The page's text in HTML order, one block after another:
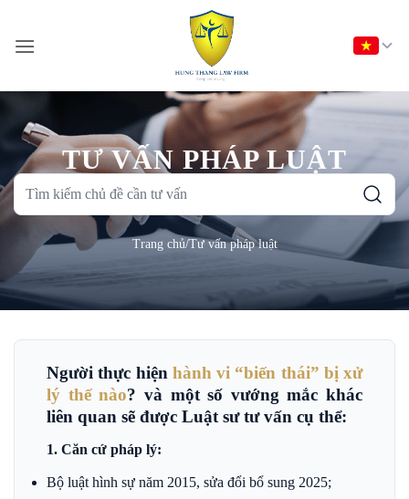
nội
TƯ VẤN PHÁP LUẬT
Tìm
chủ
đề
tư
Trang chủ/Tư vấn pháp luật
Người thực hiện hành vi “biến thái” bị xử
lý thế nào? và một số vướng mắc khác
liên quan sẽ được Luật sư tư vấn cụ thể:
1. Căn cứ pháp lý:
Bộ luật hình sự năm 2015, sửa đổi bổ sung 2025;